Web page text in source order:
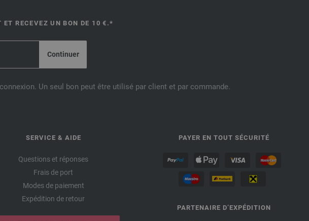
RECEVEZ UN BON DE 10 €.*
Un seul bon peut être utilisé par client et par commande.
SERVICE & AIDE
Questions et réponses
Frais de port
Modes de paiement
Expédition de retour
PAYER EN TOUT SÉCURITÉ
PARTENAIRE D’EXPÉDITION